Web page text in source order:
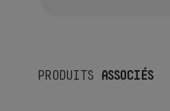
PRODUITS ASSOCIÉS